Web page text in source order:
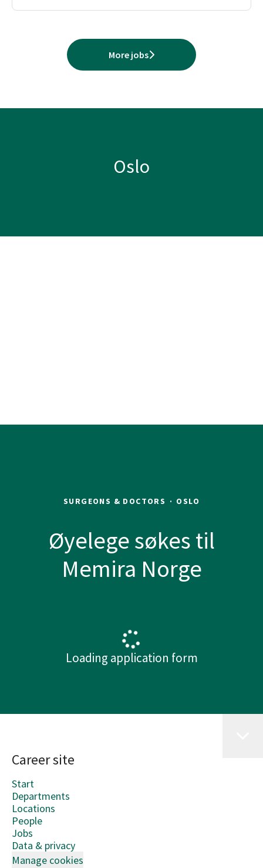
More jobs
Oslo
SURGEONS & DOCTORS · OSLO
Øyelege søkes til
Memira Norge
Loading application form
Career site
Start
Departments
Locations
People
Jobs
Data & privacy
Manage cookies